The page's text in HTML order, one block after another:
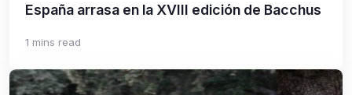
España arrasa en la XVIII edición de Bacchus
1 mins read